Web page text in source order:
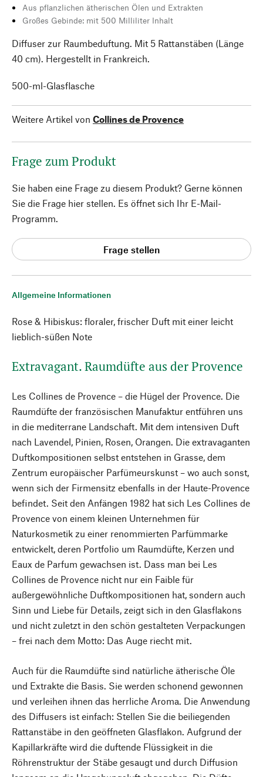
Allgemeine Informationen
Rose & Hibiskus: floraler, frischer Duft mit einer leicht
lieblich-süßen Note
Extravagant. Raumdüfte aus der Provence
Les Collines de Provence – die Hügel der Provence. Die
Raumdüfte der französischen Manufaktur entführen uns
in die mediterrane Landschaft. Mit dem intensiven Duft
nach Lavendel, Pinien, Rosen, Orangen. Die extravaganten
Duftkompositionen selbst entstehen in Grasse, dem
Zentrum europäischer Parfümeurskunst – wo auch sonst,
wenn sich der Firmensitz ebenfalls in der Haute-Provence
befindet. Seit den Anfängen 1982 hat sich Les Collines de
Provence von einem kleinen Unternehmen für
Naturkosmetik zu einer renommierten Parfümmarke
entwickelt, deren Portfolio um Raumdüfte, Kerzen und
Eaux de Parfum gewachsen ist. Dass man bei Les
Collines de Provence nicht nur ein Faible für
außergewöhnliche Duftkompositionen hat, sondern auch
Sinn und Liebe für Details, zeigt sich in den Glasflakons
und nicht zuletzt in den schön gestalteten Verpackungen
– frei nach dem Motto: Das Auge riecht mit.
Auch für die Raumdüfte sind natürliche ätherische Öle
und Extrakte die Basis. Sie werden schonend gewonnen
und verleihen ihnen das herrliche Aroma. Die Anwendung
des Diffusers ist einfach: Stellen Sie die beiliegenden
Rattanstäbe in den geöffneten Glasflakon. Aufgrund der
Kapillarkräfte wird die duftende Flüssigkeit in die
Röhrenstruktur der Stäbe gesaugt und durch Diffusion
Aus pflanzlichen ätherischen Ölen und Extrakten
Großes Gebinde: mit 500 Milliliter Inhalt
Diffuser zur Raumbeduftung. Mit 5 Rattanstäben (Länge
40 cm). Hergestellt in Frankreich.
500-ml-Glasflasche
Weitere Artikel von Collines de Provence
Frage zum Produkt
Sie haben eine Frage zu diesem Produkt? Gerne können
Sie die Frage hier stellen. Es öffnet sich Ihr E-Mail-
Programm.
Frage stellen